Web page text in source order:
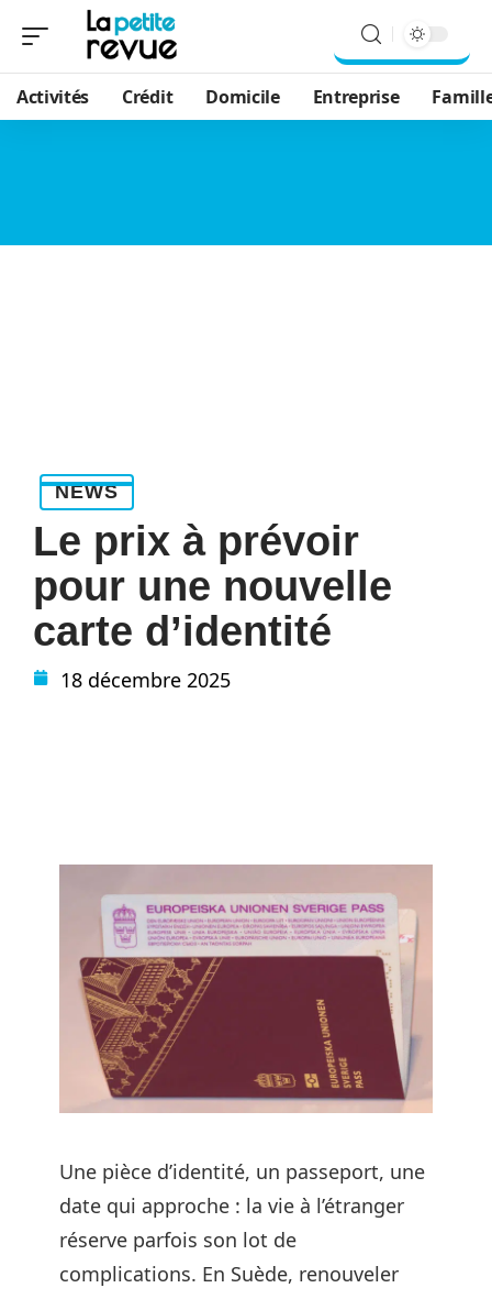
Activités Crédit Domicile Entreprise
NEWS
Le prix à prévoir
pour une nouvelle
carte d’identité
18 décembre 2025
Une pièce d’identité, un passeport, une
date qui approche : la vie à l’étranger
réserve parfois son lot de
complications. En Suède, renouveler